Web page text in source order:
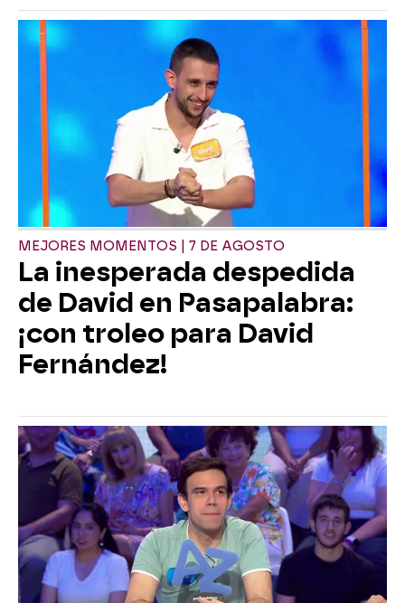
MEJORES MOMENTOS | 7 DE AGOSTO
La inesperada despedida
de David en Pasapalabra:
¡con troleo para David
Fernández!